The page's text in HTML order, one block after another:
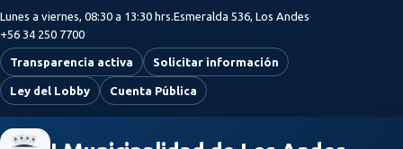
Saltar al contenido principal
Lunes a viernes, 08:30 a 13:30 hrs.Esmeralda 536, Los Andes
+56 34 250 7700
Transparencia activa Solicitar información
Ley del Lobby Cuenta Pública